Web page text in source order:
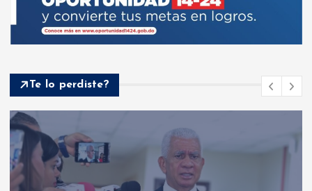
Te lo perdiste?